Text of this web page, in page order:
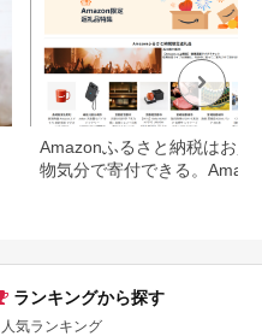
Amazonふるさと納税はお買
物気分で寄付できる。
ランキングから探す
人気ランキング